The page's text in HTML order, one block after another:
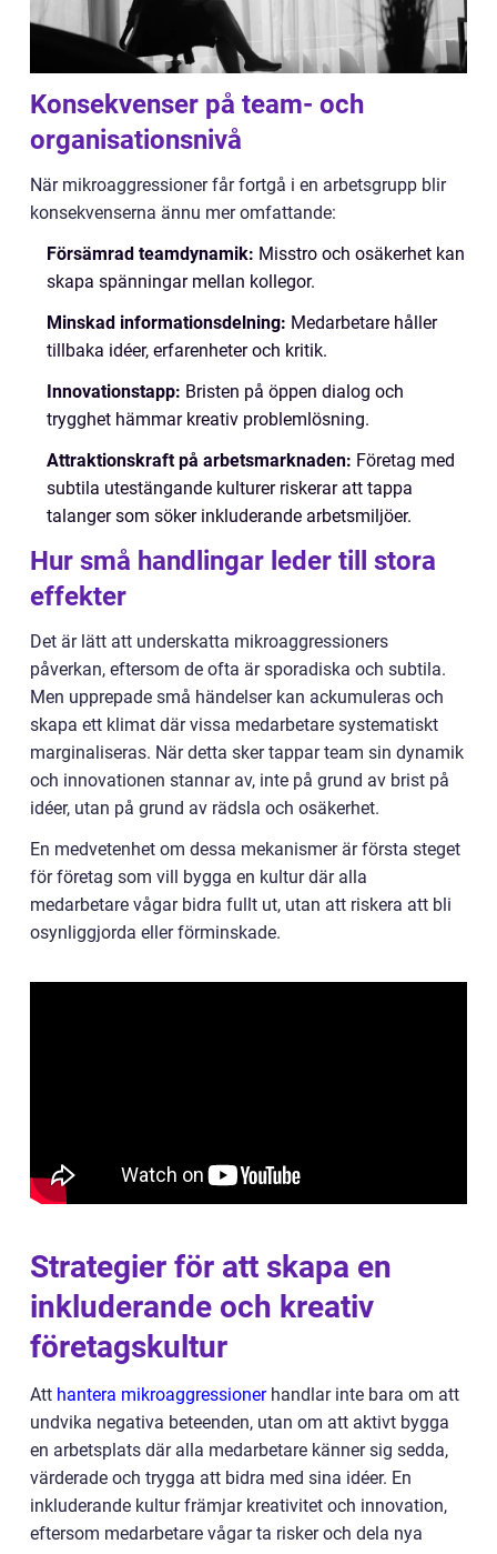
Konsekvenser på team- och
organisationsnivå
När mikroaggressioner får fortgå i en arbetsgrupp blir
konsekvenserna ännu mer omfattande:
Försämrad teamdynamik: Misstro och osäkerhet kan
skapa spänningar mellan kollegor.
Minskad informationsdelning: Medarbetare håller
tillbaka idéer, erfarenheter och kritik.
Innovationstapp: Bristen på öppen dialog och
trygghet hämmar kreativ problemlösning.
Attraktionskraft på arbetsmarknaden: Företag med
subtila utestängande kulturer riskerar att tappa
talanger som söker inkluderande arbetsmiljöer.
Hur små handlingar leder till stora
effekter
Det är lätt att underskatta mikroaggressioners
påverkan, eftersom de ofta är sporadiska och subtila.
Men upprepade små händelser kan ackumuleras och
skapa ett klimat där vissa medarbetare systematiskt
marginaliseras. När detta sker tappar team sin dynamik
och innovationen stannar av, inte på grund av brist på
idéer, utan på grund av rädsla och osäkerhet.
En medvetenhet om dessa mekanismer är första steget
för företag som vill bygga en kultur där alla
medarbetare vågar bidra fullt ut, utan att riskera att bli
osynliggjorda eller förminskade.
Strategier för att skapa en
inkluderande och kreativ
företagskultur
Att hantera mikroaggressionerhandlar inte bara om att
undvika negativa beteenden, utan om att aktivt bygga
en arbetsplats där alla medarbetare känner sig sedda,
värderade och trygga att bidra med sina idéer. En
inkluderande kultur främjar kreativitet och innovation,
eftersom medarbetare vågar ta risker och dela nya